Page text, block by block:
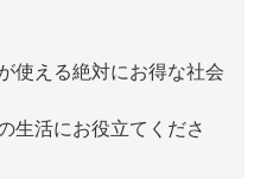
使える絶対にお得な社会
生活にお役立てくださ